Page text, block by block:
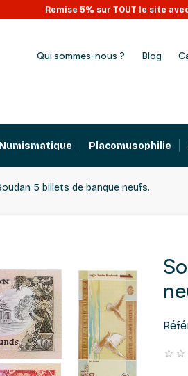
Remise 5% sur TOUT le site
Qui sommes-nous ? Blog
Numismatique Placomusophilie
5 billets de banque neufs.
 